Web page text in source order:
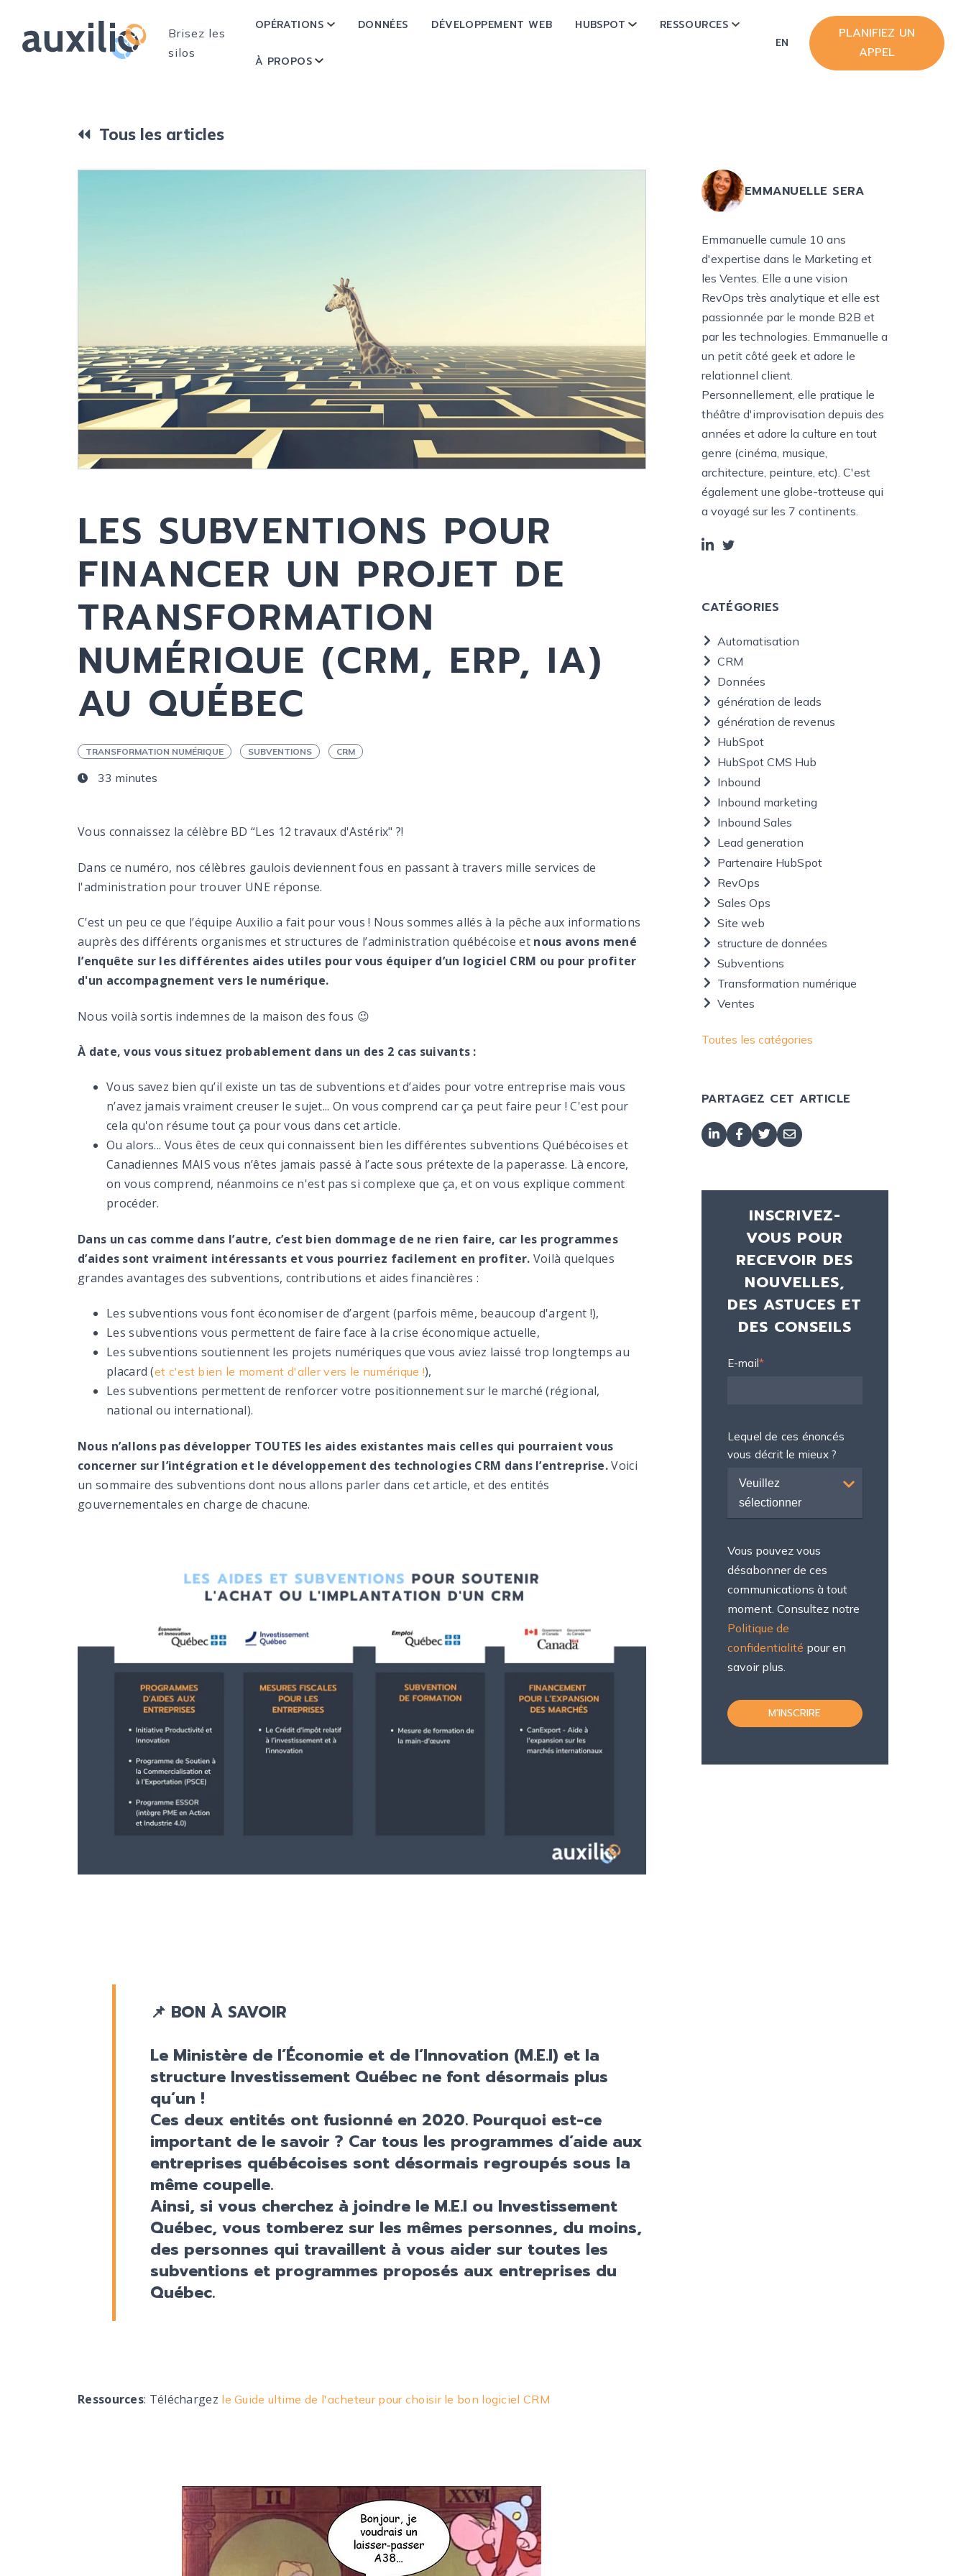
Brisez les
silos
OPÉRATIONS SHOW SUBMENU FOR OPÉRATIONS
DONNÉES DÉVELOPPEMENT WEB HUBSPOT SHOW SUBMENU FOR HUBSPOT
RESSOURCES SHOW SUBMENU FOR RESSOURCES
À PROPOS SHOW SUBMENU FOR À PROPOS
EN
PLANIFIEZ UN
APPEL
Tous les articles
LES SUBVENTIONS POUR
FINANCER UN PROJET DE
TRANSFORMATION
NUMÉRIQUE (CRM, ERP, IA)
AU QUÉBEC
TRANSFORMATION NUMÉRIQUE SUBVENTIONS CRM
33 minutes
Vous connaissez la célèbre BD “Les 12 travaux d'Astérix" ?!
Dans ce numéro, nos célèbres gaulois deviennent fous en passant à travers mille services de
l'administration pour trouver UNE réponse.
C’est un peu ce que l’équipe Auxilio a fait pour vous ! Nous sommes allés à la pêche aux informations
auprès des différents organismes et structures de l’administration québécoise et nous avons mené
l’enquête sur les différentes aides utiles pour vous équiper d’un logiciel CRM ou pour profiter
d'un accompagnement vers le numérique.
Nous voilà sortis indemnes de la maison des fous 😉
À date, vous vous situez probablement dans un des 2 cas suivants :
Vous savez bien qu’il existe un tas de subventions et d’aides pour votre entreprise mais vous
n’avez jamais vraiment creuser le sujet... On vous comprend car ça peut faire peur ! C'est pour
cela qu'on résume tout ça pour vous dans cet article.
Ou alors... Vous êtes de ceux qui connaissent bien les différentes subventions Québécoises et
Canadiennes MAIS vous n’êtes jamais passé à l’acte sous prétexte de la paperasse. Là encore,
on vous comprend, néanmoins ce n'est pas si complexe que ça, et on vous explique comment
procéder.
Dans un cas comme dans l’autre, c’est bien dommage de ne rien faire, car les programmes
d’aides sont vraiment intéressants et vous pourriez facilement en profiter. Voilà quelques
grandes avantages des subventions, contributions et aides financières :
Les subventions vous font économiser de d’argent (parfois même, beaucoup d'argent !),
Les subventions vous permettent de faire face à la crise économique actuelle,
Les subventions soutiennent les projets numériques que vous aviez laissé trop longtemps au
placard (et c'est bien le moment d'aller vers le numérique !),
Les subventions permettent de renforcer votre positionnement sur le marché (régional,
national ou international).
Nous n’allons pas développer TOUTES les aides existantes mais celles qui pourraient vous
concerner sur l’intégration et le développement des technologies CRM dans l’entreprise.Voici
un sommaire des subventions dont nous allons parler dans cet article, et des entités
gouvernementales en charge de chacune.
📌 BON À SAVOIR
Le Ministère de l’Économie et de l’Innovation (M.E.I) et la
structure Investissement Québec ne font désormais plus
qu’un !
Ces deux entités ont fusionné en 2020. Pourquoi est-ce
important de le savoir ? Car tous les programmes d’aide aux
entreprises québécoises sont désormais regroupés sous la
même coupelle.
Ainsi, si vous cherchez à joindre le M.E.I ou Investissement
Québec, vous tomberez sur les mêmes personnes, du moins,
des personnes qui travaillent à vous aider sur toutes les
subventions et programmes proposés aux entreprises du
Québec.
Ressources: Téléchargez le Guide ultime de l'acheteur pour choisir le bon logiciel CRM
EMMANUELLE SERA
Emmanuelle cumule 10 ans
d'expertise dans le Marketing et
les Ventes. Elle a une vision
RevOps très analytique et elle est
passionnée par le monde B2B et
par les technologies. Emmanuelle a
un petit côté geek et adore le
relationnel client.
Personnellement, elle pratique le
théâtre d'improvisation depuis des
années et adore la culture en tout
genre (cinéma, musique,
architecture, peinture, etc). C'est
également une globe-trotteuse qui
a voyagé sur les 7 continents.
CATÉGORIES
Automatisation
CRM
Données
génération de leads
génération de revenus
HubSpot
HubSpot CMS Hub
Inbound
Inbound marketing
Inbound Sales
Lead generation
Partenaire HubSpot
RevOps
Sales Ops
Site web
structure de données
Subventions
Transformation numérique
Ventes
Toutes les catégories
PARTAGEZ CET ARTICLE
INSCRIVEZ-
VOUS POUR
RECEVOIR DES
NOUVELLES,
DES ASTUCES ET
DES CONSEILS
E-mail *
Lequel de ces énoncés
vous décrit le mieux ?
Veuillez
sélectionner
Vous pouvez vous
désabonner de ces
communications à tout
moment. Consultez notre
Politique de
confidentialité pour en
savoir plus.